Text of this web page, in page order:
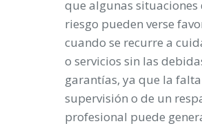
que algunas situaciones
riesgo pueden verse
cuando se recurre a
o servicios sin las
garantías, ya que la
supervisión o de un
profesional puede